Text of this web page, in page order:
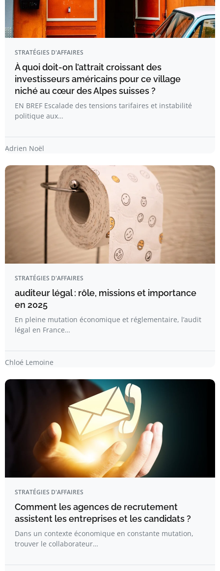
STRATÉGIES D'AFFAIRES
À quoi doit-on l’attrait croissant des
investisseurs américains pour ce village
niché au cœur des Alpes suisses ?
EN BREF Escalade des tensions tarifaires et instabilité
politique aux…
Adrien Noël
STRATÉGIES D'AFFAIRES
auditeur légal : rôle, missions et importance
en 2025
En pleine mutation économique et réglementaire, l’audit
légal en France…
Chloé Lemoine
STRATÉGIES D'AFFAIRES
Comment les agences de recrutement
assistent les entreprises et les candidats ?
Dans un contexte économique en constante mutation,
trouver le collaborateur…